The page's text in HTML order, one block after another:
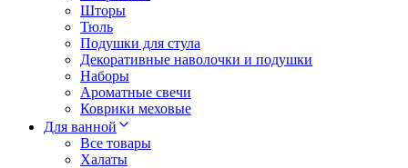
Шторы
Тюль
Подушки для стула
Декоративные наволочки и подушки
Наборы
Ароматные свечи
Коврики меховые
Для ванной
Все товары
Халаты